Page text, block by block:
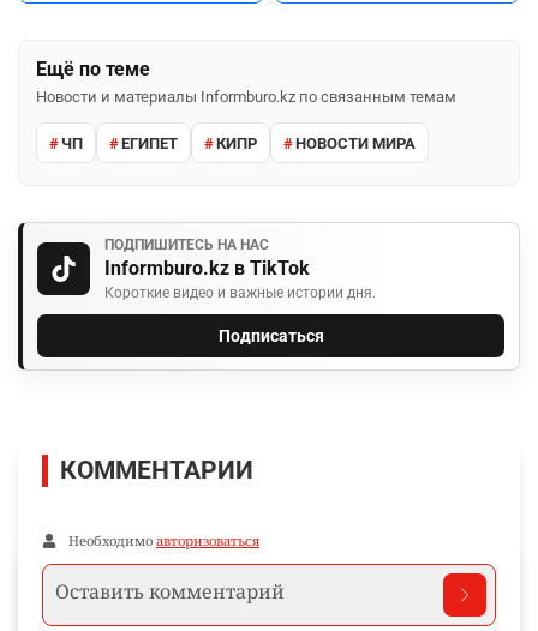
Ещё по теме
Новости и материалы Informburo.kz по связанным темам
ЧП ЕГИПЕТ КИПР НОВОСТИ МИРА
ПОДПИШИТЕСЬ НА НАС
Informburo.kz в TikTok
Короткие видео и важные истории дня.
Подписаться
КОММЕНТАРИИ
Необходимо авторизоваться